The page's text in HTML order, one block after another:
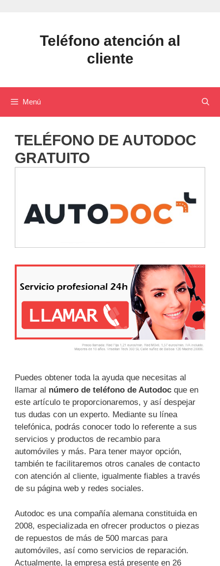
Teléfono atención al
cliente
Menú
TELÉFONO DE AUTODOC
GRATUITO
Puedes obtener toda la ayuda que necesitas al
llamar al número de teléfono de Autodoc que en
este artículo te proporcionaremos, y así despejar
tus dudas con un experto. Mediante su línea
telefónica, podrás conocer todo lo referente a sus
servicios y productos de recambio para
automóviles y más. Para tener mayor opción,
también te facilitaremos otros canales de contacto
con atención al cliente, igualmente fiables a través
de su página web y redes sociales.
Autodoc es una compañía alemana constituida en
2008, especializada en ofrecer productos o piezas
de repuestos de más de 500 marcas para
automóviles, así como servicios de reparación.
Actualmente, la empresa está presente en 26